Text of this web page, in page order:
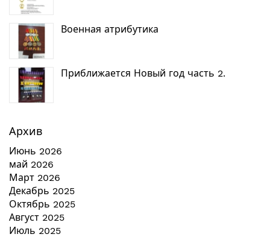
Военная атрибутика
Приближается Новый год часть 2.
Архив
Июнь 2026
май 2026
Март 2026
Декабрь 2025
Октябрь 2025
Август 2025
Июль 2025